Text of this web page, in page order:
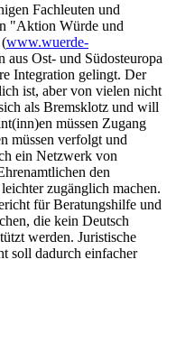
Fachleuten und
"Aktion Würde und
www.wuerde-
aus Ost- und Südosteuropa
Integration gelingt. Der
ist, aber von vielen nicht
als Bremsklotz und will
müssen Zugang
müssen verfolgt und
ein Netzwerk von
den
zugänglich machen.
für Beratungshilfe und
die kein Deutsch
werden. Juristische
soll dadurch einfacher